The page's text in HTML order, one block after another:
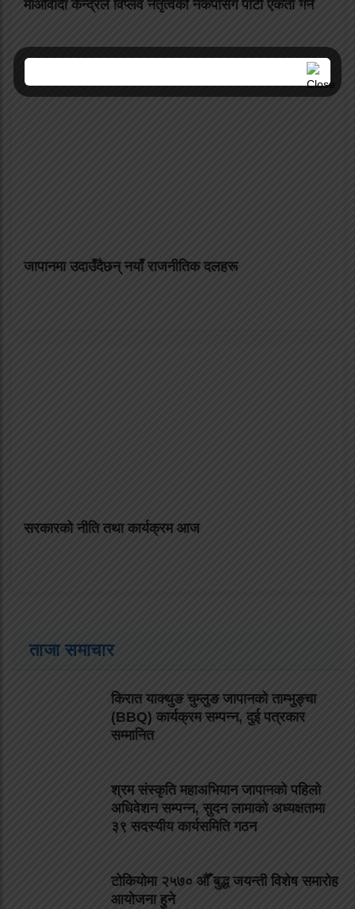
माओवादी केन्द्रले विप्लव नेतृत्वको नेकपासँग पार्टी एकता गर्ने
जापानमा उदाउँदैछन् नयाँ राजनीतिक दलहरू
सरकारको नीति तथा कार्यक्रम आज
ताजा समाचार
किरात याक्थुङ चुम्लुङ जापानको ताम्भुङ्चा
(BBQ) कार्यक्रम सम्पन्न, दुई पत्रकार
सम्मानित
श्रम संस्कृति महाअभियान जापानको पहिलो
अधिवेशन सम्पन्न, सुदन लामाको अध्यक्षतामा
३९ सदस्यीय कार्यसमिति गठन
टोकियोमा २५७० औँ बुद्ध जयन्ती विशेष समारोह
आयोजना हुने